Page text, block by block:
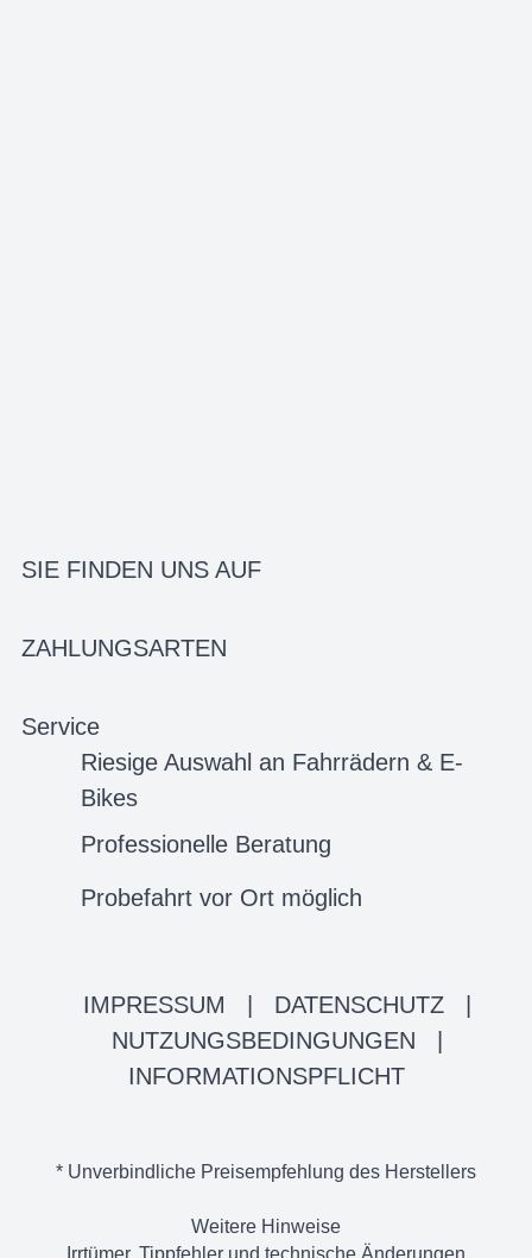
SIE FINDEN UNS AUF
ZAHLUNGSARTEN
Service
Riesige Auswahl an Fahrrädern & E-
Bikes
Professionelle Beratung
Probefahrt vor Ort möglich
IMPRESSUM DATENSCHUTZ
NUTZUNGSBEDINGUNGEN
INFORMATIONSPFLICHT
* Unverbindliche Preisempfehlung des Herstellers
Weitere Hinweise
Irrtümer, Tippfehler und technische Änderungen